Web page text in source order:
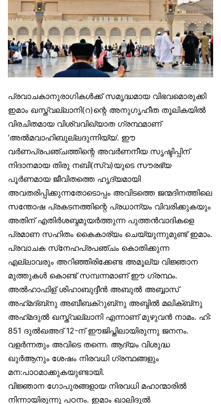
പ്രവാചകാനുരാഗികൾക്ക് സമൃദ്ധമായ വിഭവമൊരുക്കി
ഇമാം ഖസ്ത്വല്ലാനി(റ)ന്റെ അനുഗൃഹീത തൂലികയിൽ
വിരചിതമായ വിശ്വവിഖ്യാത ഗ്രന്ഥമാണ്
‘അൽമവാഹിബുല്ലദുന്നിയ്യ’. ഈ
വർണപ്രപഞ്ചത്തിന്റെ അവർണനീയ സൃഷ്ടിപ്പിന്
നിദാനമായ തിരു നബി(സ്വ)യുടെ സൗരഭ്യ
പൂർണമായ ജീവിതത്തെ ഹൃദ്യമായി
അവതരിപ്പിക്കുന്നതോടൊപ്പം അവിടത്തെ ജന്മദിനത്തിലെ
സന്തോഷ പ്രകടനത്തിന്റെ പ്രധാന്യം വിവരിക്കുകയും
അതിന് എതിർശബ്ദമുയർത്തുന്ന പുത്തൻവാദികളെ
പ്രമാണ സഹിതം കൈകാര്യം ചെയ്യുന്നുമുണ്ട് ഇമാം.
പ്രവാചക സ്‌നേഹപ്രപഞ്ചം കൊതിക്കുന്ന
എല്ലാവരും അറിഞ്ഞിരിക്കേണ്ട അമൂല്യ വിജ്ഞാന
മുത്തുകൾ കൊണ്ട് സമ്പന്നമാണ് ഈ ഗ്രന്ഥം.
അൽഹാഫിള് ശിഹാബുദ്ദീൻ അബുൽ അബ്ബാസ്
അഹ്‌മദ്ബ്‌നു അബീബക്‌റുബ്‌നു അബ്ദിൽ മലിക്ബ്‌നു
അഹ്‌മദുൽ ഖസ്ത്വല്ലാനി എന്നാണ് മുഴുവൻ നാമം. ഹി:
851 ദുൽഖഅദ് 12-ന് ഈജിപ്തിലായിരുന്നു ജനനം.
വളർന്നതും അവിടെ തന്നെ. ആദ്യം വിശുദ്ധ
ഖുർആനും ശേഷം നിരവധി ഗ്രന്ഥങ്ങളും
മന:പാഠമാക്കുകയുണ്ടായി.
വിജ്ഞാന ഗോപുരങ്ങളായ നിരവധി മഹാന്മാരിൽ
നിന്നായിരുന്നു പഠനം. ഇമാം ഖാലിദുൽ